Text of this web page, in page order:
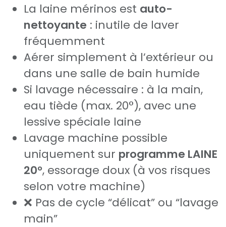
La laine mérinos est auto-
nettoyante : inutile de laver
fréquemment
Aérer simplement à l’extérieur ou
dans une salle de bain humide
Si lavage nécessaire : à la main,
eau tiède (max. 20°), avec une
lessive spéciale laine
Lavage machine possible
uniquement sur programme LAINE
20°, essorage doux (à vos risques
selon votre machine)
❌ Pas de cycle “délicat” ou “lavage
main”